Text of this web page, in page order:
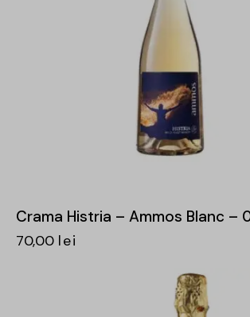
Crama Histria – Ammos Blanc –
70,00 lei